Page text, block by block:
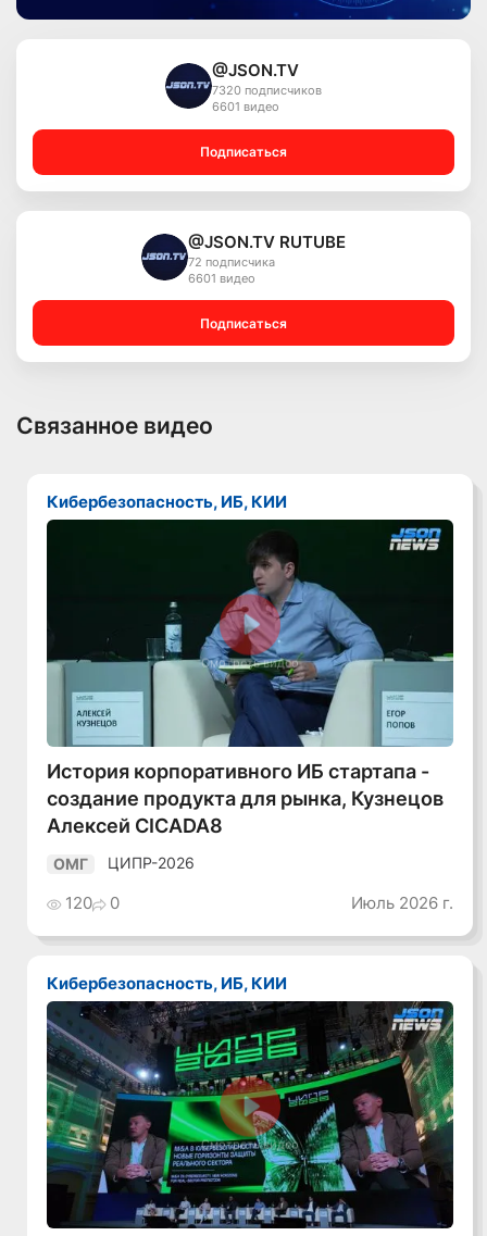
@JSON.TV
7320 подписчиков
6601 видео
Подписаться
@JSON.TV RUTUBE
72 подписчика
6601 видео
Подписаться
Связанное видео
Кибербезопасность, ИБ, КИИ
Смотреть видео
История корпоративного ИБ стартапа -
создание продукта для рынка, Кузнецов
Алексей CICADA8
ОМГ ЦИПР-2026
120 0 Июль 2026 г.
Кибербезопасность, ИБ, КИИ
Смотреть видео